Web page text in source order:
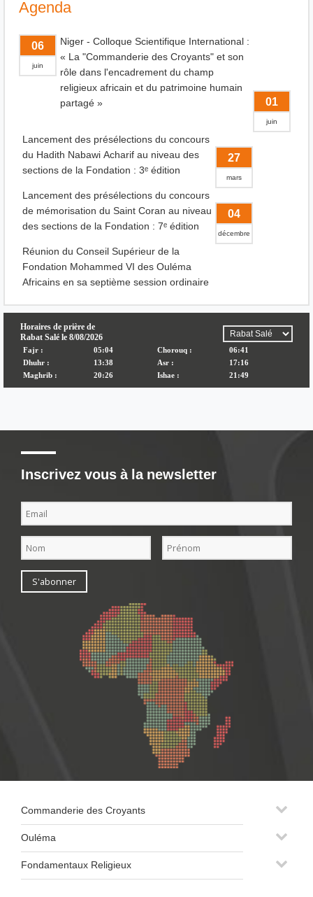
Agenda
06
juin
Niger - Colloque Scientifique International :
« La "Commanderie des Croyants" et son
rôle dans l'encadrement du champ
religieux africain et du patrimoine humain
partagé »
01
juin
Lancement des présélections du concours
du Hadith Nabawi Acharif au niveau des
sections de la Fondation : 3ᵉ édition
27
mars
Lancement des présélections du concours
de mémorisation du Saint Coran au niveau
des sections de la Fondation : 7ᵉ édition
04
décembre
Réunion du Conseil Supérieur de la
Fondation Mohammed VI des Ouléma
Africains en sa septième session ordinaire
Inscrivez vous à la newsletter
Commanderie des Croyants
Ouléma
Fondamentaux Religieux